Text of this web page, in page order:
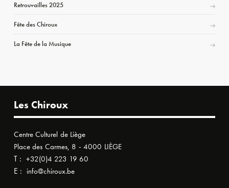
Retrouvailles 2025
Fête des Chiroux
La Fête de la Musique
Les Chiroux
Centre Culturel de Liège
Place des Carmes, 8 - 4000 LIÈGE
T : +32(0)4 223 19 60
E : info@chiroux.be